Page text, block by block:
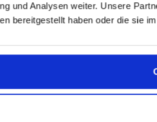
und Analysen weiter. Unsere
bereitgestellt haben oder die sie